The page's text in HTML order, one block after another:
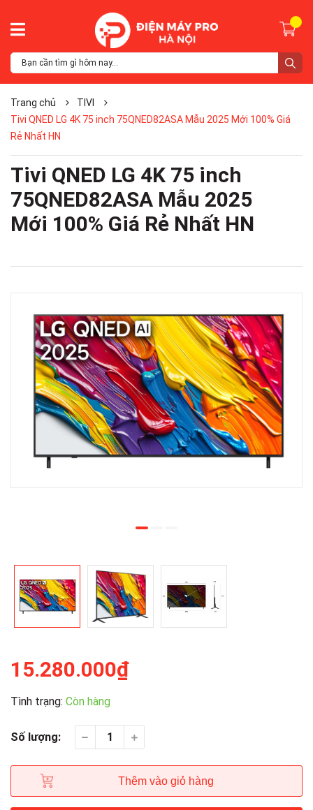
Trang chủ
TIVI
Tivi QNED LG 4K 75 inch 75QNED82ASA Mẫu 2025 Mới 100% Giá
Rẻ Nhất HN
Tivi QNED LG 4K 75 inch
75QNED82ASA Mẫu 2025
Mới 100% Giá Rẻ Nhất HN
15.280.000₫
Tình trạng: Còn hàng
Số lượng:
Thêm vào giỏ hàng